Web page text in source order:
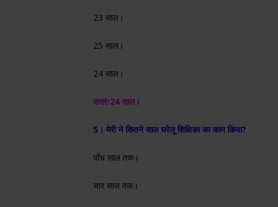
23 साल।
25 साल।
24 साल।
उत्तरः24 साल।
5। मेरी ने कितने साल घरेलू शिक्षिका का काम किया?
पाँच साल तक।
चार साल तक।